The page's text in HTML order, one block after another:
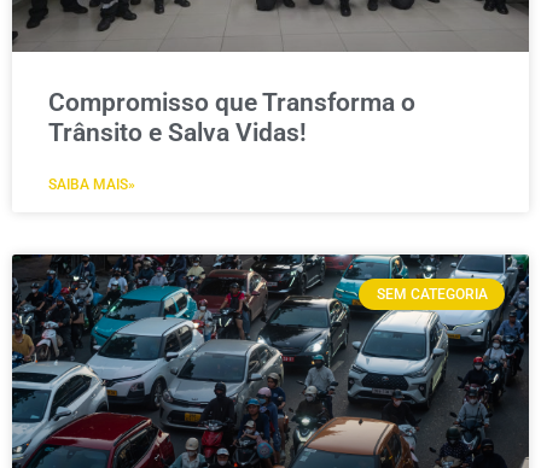
Compromisso que Transforma o
Trânsito e Salva Vidas!
SAIBA MAIS»
SEM CATEGORIA